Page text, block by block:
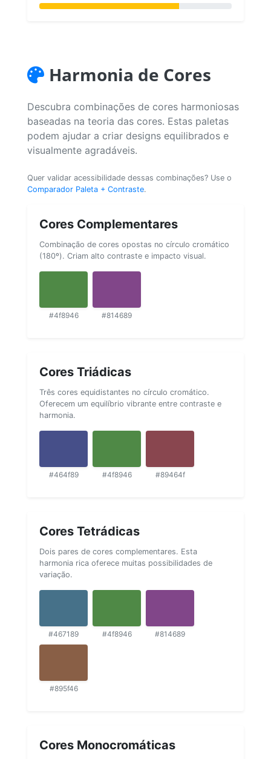
Harmonia de Cores
Descubra combinações de cores harmoniosas
baseadas na teoria das cores. Estas paletas
podem ajudar a criar designs equilibrados e
visualmente agradáveis.
Quer validar acessibilidade dessas combinações? Use o
Comparador Paleta + Contraste.
Cores Complementares
Combinação de cores opostas no círculo cromático
(180º). Criam alto contraste e impacto visual.
#4f8946 #814689
Cores Triádicas
Três cores equidistantes no círculo cromático.
Oferecem um equilíbrio vibrante entre contraste e
harmonia.
#464f89 #4f8946 #89464f
Cores Tetrádicas
Dois pares de cores complementares. Esta
harmonia rica oferece muitas possibilidades de
variação.
#467189 #4f8946 #814689
#895f46
Cores Monocromáticas